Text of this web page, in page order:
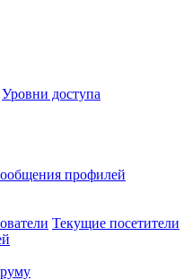
Уровни доступа
профилей
Текущие посетители